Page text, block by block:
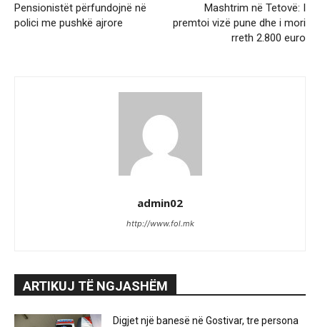
Pensionistët përfundojnë në
polici me pushkë ajrore
Mashtrim në Tetovë: I
premtoi vizë pune dhe i mori
rreth 2.800 euro
admin02
http://www.fol.mk
ARTIKUJ TË NGJASHËM
Digjet një banesë në Gostivar, tre persona